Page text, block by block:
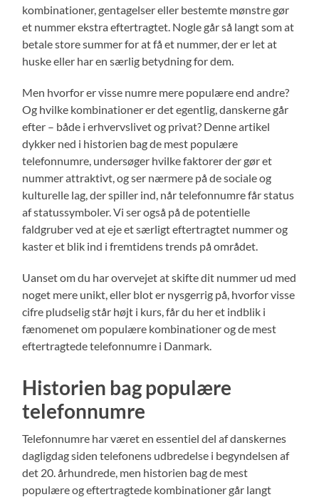
kombinationer, gentagelser eller bestemte mønstre gør
et nummer ekstra eftertragtet. Nogle går så langt som at
betale store summer for at få et nummer, der er let at
huske eller har en særlig betydning for dem.
Men hvorfor er visse numre mere populære end andre?
Og hvilke kombinationer er det egentlig, danskerne går
efter – både i erhvervslivet og privat? Denne artikel
dykker ned i historien bag de mest populære
telefonnumre, undersøger hvilke faktorer der gør et
nummer attraktivt, og ser nærmere på de sociale og
kulturelle lag, der spiller ind, når telefonnumre får status
af statussymboler. Vi ser også på de potentielle
faldgruber ved at eje et særligt eftertragtet nummer og
kaster et blik ind i fremtidens trends på området.
Uanset om du har overvejet at skifte dit nummer ud med
noget mere unikt, eller blot er nysgerrig på, hvorfor visse
cifre pludselig står højt i kurs, får du her et indblik i
fænomenet om populære kombinationer og de mest
eftertragtede telefonnumre i Danmark.
Historien bag populære
telefonnumre
Telefonnumre har været en essentiel del af danskernes
dagligdag siden telefonens udbredelse i begyndelsen af
det 20. århundrede, men historien bag de mest
populære og eftertragtede kombinationer går langt